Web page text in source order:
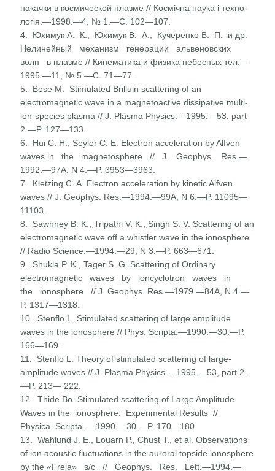
накачки в космической плазме // Космічна наука і техно­
логія.—1998.—4, № 1.—С. 102—107.
4. Юхимук А. К., Юхимук В. А., Кучеренко В. П. и др.
Нелинейный механизм генерации альвеновских
волн в плазме // Кинематика и физика небесных тел.—
1995.—11, № 5.—С. 71—77.
5. Bose M. Stimulated Brilluin scattering of an
electromagnetic wave in a magnetoactive dissipative multi-
ion-species plasma // J. Plasma Physics.—1995.—53, part
2.—P. 127—133.
6. Hui С. Н., Seyler С. Е. Electron acceleration by Alfven
waves in the magnetosphere // J. Geophys. Res.—
1992.—97A, N 4.—P. 3953—3963.
7. Kletzing C. A. Electron acceleration by kinetic Alfven
waves // J. Geophys. Res.—1994.—99A, N 6.—P. 11095—
11103.
8. Sawhney B. K., Tripathi V. K., Singh S. V. Scattering of an
electromagnetic wave off a whistler wave in the ionosphere
// Radio Science.—1994.—29, N 3.—P. 663—671.
9. Shukla P. K., Tager S. G. Scattering of Ordinary
electromag­netic waves by ioncyclotron waves in
the ionosphere // J. Geophys. Res.—1979.—84A, N 4.—
P. 1317—1318.
10. Stenflo L. Stimulated scattering of large amplitude
waves in the ionosphere // Phys. Scripta.—1990.—30.—P.
166—169.
11. Stenflo L. Theory of stimulated scattering of large-
amplitude waves // J. Plasma Physics.—1995.—53, part 2.
—P. 213— 222.
12. Thide Bo. Stimulated scattering of Large Amplitude
Waves in the ionosphere: Experimental Results //
Physica Scripta.— 1990.—30.—P. 170—180.
13. Wahlund J. E., Louarn P., Chust Т., et al. Observations
of ion acoustic fluctuations in the auroral topside ionosphere
by the «Freja» s/c // Geophys. Res. Lett.—1994.—